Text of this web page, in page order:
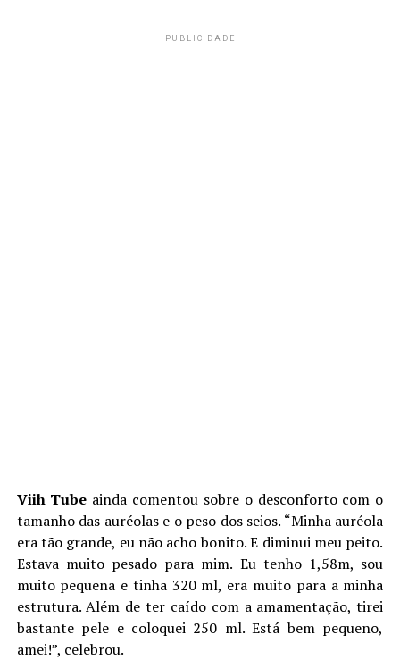
PUBLICIDADE
Viih Tube ainda comentou sobre o desconforto com o
tamanho das auréolas e o peso dos seios. “Minha auréola
era tão grande, eu não acho bonito. E diminui meu peito.
Estava muito pesado para mim. Eu tenho 1,58m, sou
muito pequena e tinha 320 ml, era muito para a minha
estrutura. Além de ter caído com a amamentação, tirei
bastante pele e coloquei 250 ml. Está bem pequeno,
amei!”, celebrou.